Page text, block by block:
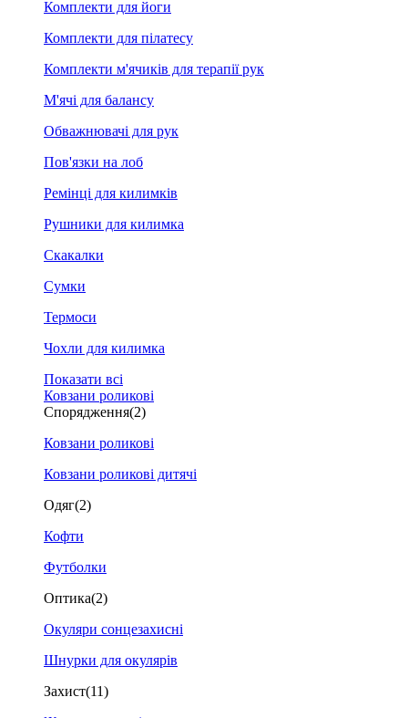
Комплекти для йоги
Комплекти для пілатесу
Комплекти м'ячиків для терапії рук
М'ячі для балансу
Обважнювачі для рук
Пов'язки на лоб
Ремінці для килимків
Рушники для килимка
Скакалки
Сумки
Термоси
Чохли для килимка
Показати всі
Ковзани роликові
Спорядження(2)
Ковзани роликові
Ковзани роликові дитячі
Одяг(2)
Кофти
Футболки
Оптика(2)
Окуляри сонцезахисні
Шнурки для окулярів
Захист(11)